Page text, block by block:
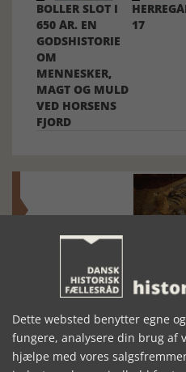
BOLLER SLOT I
650 ÅR. EN
GODSHISTORIE
OM
MENNESKER,
MAGT OG MULD
VED HORSENS
FJORD
17
Mosefolket
Den største samling af
Dette websted benytter egne
fungere, analysere din brug af
hjælpe med vores